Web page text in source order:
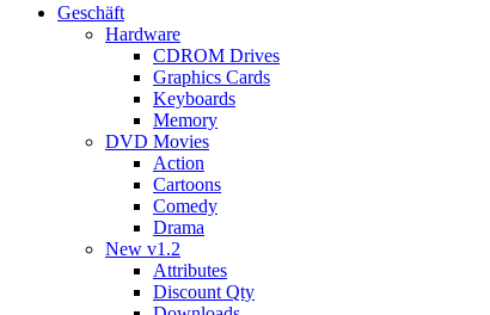
Geschäft
Hardware
CDROM Drives
Graphics Cards
Keyboards
Memory
DVD Movies
Action
Cartoons
Comedy
Drama
New v1.2
Attributes
Discount Qty